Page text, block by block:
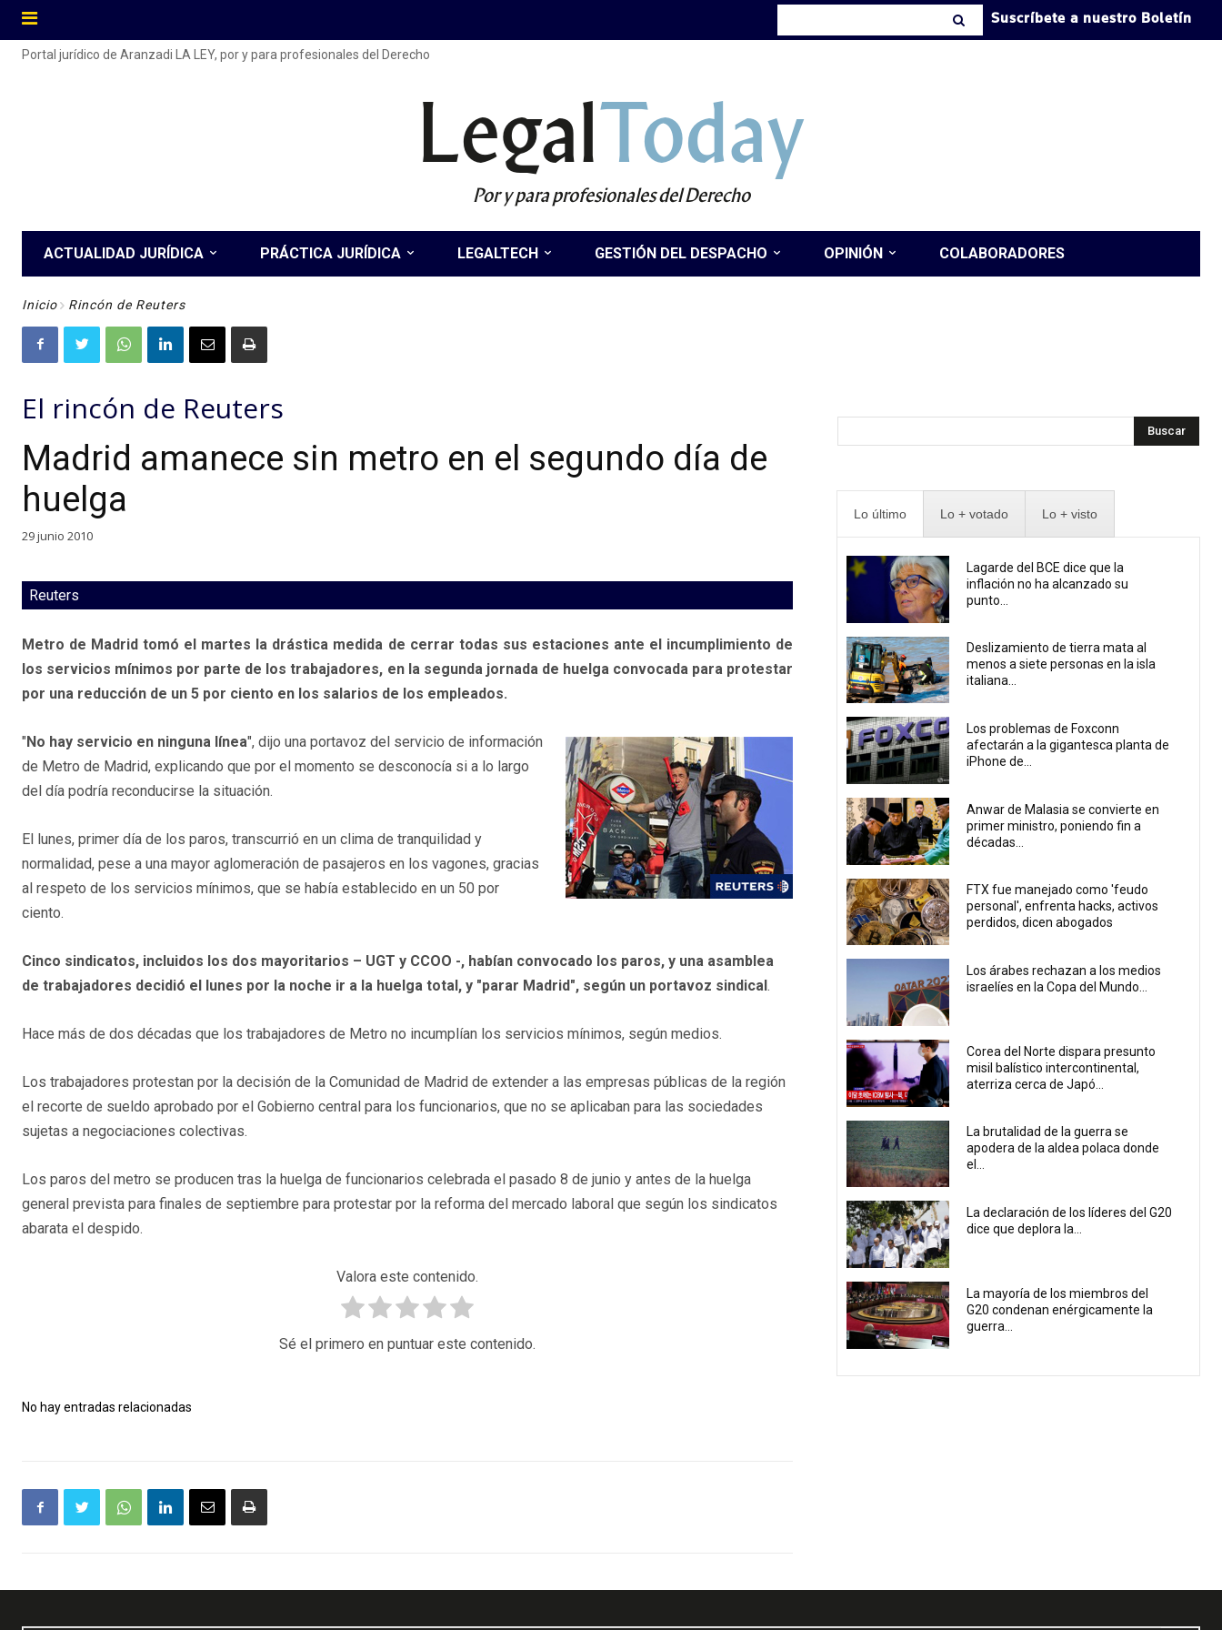
Suscríbete a nuestro Boletín
Portal jurídico de Aranzadi LA LEY, por y para profesionales del Derecho
LegalToday
Por y para profesionales del Derecho
ACTUALIDAD JURÍDICA PRÁCTICA JURÍDICA LEGALTECH GESTIÓN DEL DESPACHO OPINIÓN COLABORADORES
Inicio Rincón de Reuters
El rincón de Reuters
Madrid amanece sin metro en el segundo día de
huelga
29 junio 2010
Reuters
Metro de Madrid tomó el martes la drástica medida de cerrar todas sus estaciones ante el incumplimiento de
los servicios mínimos por parte de los trabajadores, en la segunda jornada de huelga convocada para protestar
por una reducción de un 5 por ciento en los salarios de los empleados.
" No hay servicio en ninguna línea", dijo una portavoz del servicio de información
de Metro de Madrid, explicando que por el momento se desconocía si a lo largo
del día podría reconducirse la situación.
El lunes, primer día de los paros, transcurrió en un clima de tranquilidad y
normalidad, pese a una mayor aglomeración de pasajeros en los vagones, gracias
al respeto de los servicios mínimos, que se había establecido en un 50 por
ciento.
Cinco sindicatos, incluidos los dos mayoritarios – UGT y CCOO -, habían convocado los paros, y una asamblea
de trabajadores decidió el lunes por la noche ir a la huelga total, y "parar Madrid", según un portavoz sindical .
Hace más de dos décadas que los trabajadores de Metro no incumplían los servicios mínimos, según medios.
Los trabajadores protestan por la decisión de la Comunidad de Madrid de extender a las empresas públicas de la región
el recorte de sueldo aprobado por el Gobierno central para los funcionarios, que no se aplicaban para las sociedades
sujetas a negociaciones colectivas.
Los paros del metro se producen tras la huelga de funcionarios celebrada el pasado 8 de junio y antes de la huelga
general prevista para finales de septiembre para protestar por la reforma del mercado laboral que según los sindicatos
abarata el despido.
Valora este contenido.
Sé el primero en puntuar este contenido.
No hay entradas relacionadas
Buscar
Lo último Lo + votado Lo + visto
Lagarde del BCE dice que la
inflación no ha alcanzado su
punto...
Deslizamiento de tierra mata al
menos a siete personas en la isla
italiana...
Los problemas de Foxconn
afectarán a la gigantesca planta de
iPhone de...
Anwar de Malasia se convierte en
primer ministro, poniendo fin a
décadas...
FTX fue manejado como 'feudo
personal', enfrenta hacks, activos
perdidos, dicen abogados
Los árabes rechazan a los medios
israelíes en la Copa del Mundo...
Corea del Norte dispara presunto
misil balístico intercontinental,
aterriza cerca de Japó...
La brutalidad de la guerra se
apodera de la aldea polaca donde
el...
La declaración de los líderes del G20
dice que deplora la...
La mayoría de los miembros del
G20 condenan enérgicamente la
guerra...